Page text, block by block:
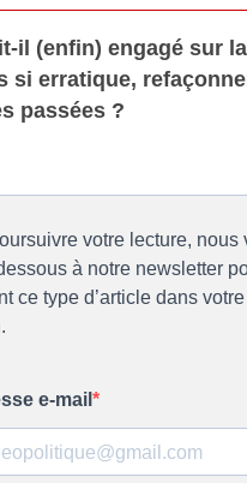
il (enfin) engagé sur la
si erratique,
passées ?